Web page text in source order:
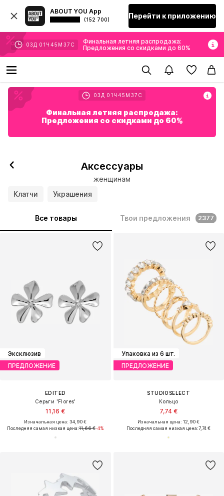
ABOUT YOU App
(152 700) Перейти к приложению
03 Д 01 Ч 45 М 35 С
Финальная летняя распродажа:
Предложения со скидками до 60%
03 Д 01 Ч 45 М 35 С
Финальная летняя распродажа:
Предложения со скидками до 60%
Аксессуары
женщинам
Клатчи
Украшения
Все товары Твои предложения 2377
Эксклюзив
ПРЕДЛОЖЕНИЕ
EDITED
Серьги 'Flores'
11,16 €
Изначальная цена: 34,90 €
Последняя самая низкая цена:11,66 €-4%
Упаковка из 6 шт.
ПРЕДЛОЖЕНИЕ
STUDIOSELECT
Кольцо
7,74 €
Изначальная цена: 12,90 €
Последняя самая низкая цена:7,74 €